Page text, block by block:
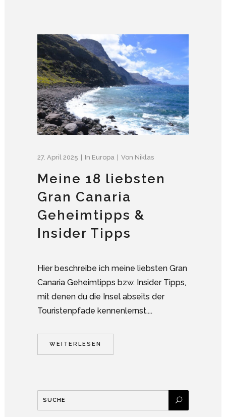
27. April 2025 In Europa Von Niklas
Meine 18 liebsten
Gran Canaria
Geheimtipps &
Insider Tipps
Hier beschreibe ich meine liebsten Gran
Canaria Geheimtipps bzw. Insider Tipps,
mit denen du die Insel abseits der
Touristenpfade kennenlernst....
WEITERLESEN